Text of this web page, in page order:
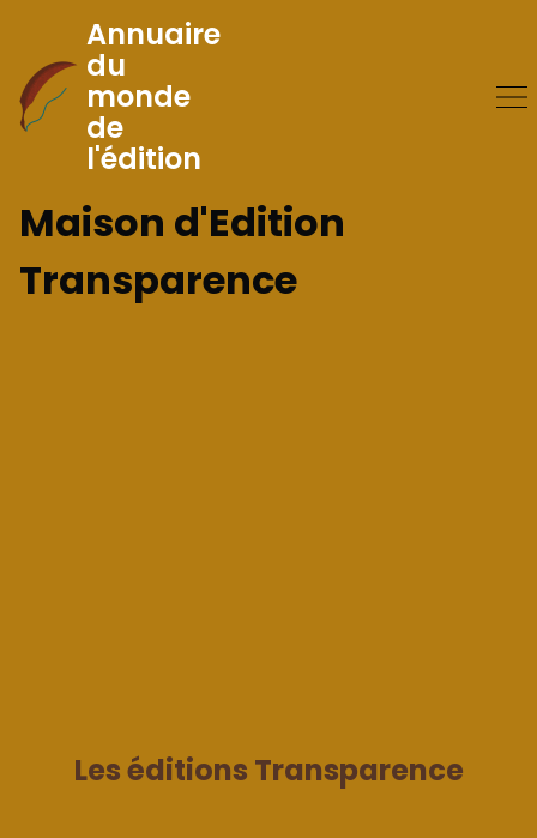
Skip
to
Content
Annuaire
du
monde
de
l'édition
Maison d'Edition
Transparence
Les éditions Transparence